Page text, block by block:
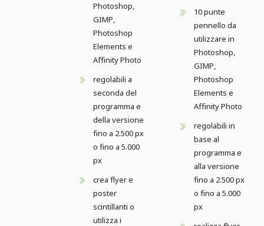
Photoshop,
GIMP,
Photoshop
Elements e
Affinity Photo
regolabili a
seconda del
programma e
della versione
fino a 2.500 px
o fino a 5.000
px
crea flyer e
poster
scintillanti o
utilizza i
10 punte
pennello da
utilizzare in
Photoshop,
GIMP,
Photoshop
Elements e
Affinity Photo
regolabili in
base al
programma e
alla versione
fino a 2.500 px
o fino a 5.000
px